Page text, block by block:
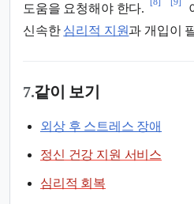
도움을 요청해야 한다.
신속한 심리적 지원과 개입이
7.같이 보기
외상 후 스트레스 장애
정신 건강 지원 서비스
심리적 회복